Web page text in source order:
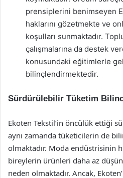
prensiplerini benimseyen
haklarını gözetmekte ve
koşulları sunmaktadır.
çalışmalarına da destek
konusundaki eğitimlerle
bilinçlendirmektedir.
Sürdürülebilir Tüketim
Ekoten Tekstil’in öncülük ettiği
aynı zamanda tüketicilerin de
olmaktadır. Moda endüstrisinin
bireylerin ürünleri daha az
neden olmaktadır. Ancak,